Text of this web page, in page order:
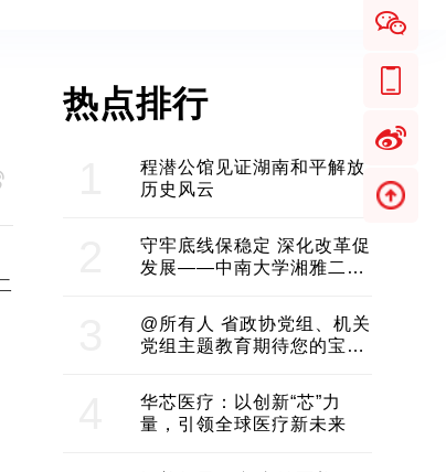
热点排行
程潜公馆见证湖南和平解放
历史风云
守牢底线保稳定 深化改革促
发展——中南大学湘雅二医
@所有人 省政协党组、机关
党组主题教育期待您的宝贵
华芯医疗：以创新“芯”力
量，引领全球医疗新未来